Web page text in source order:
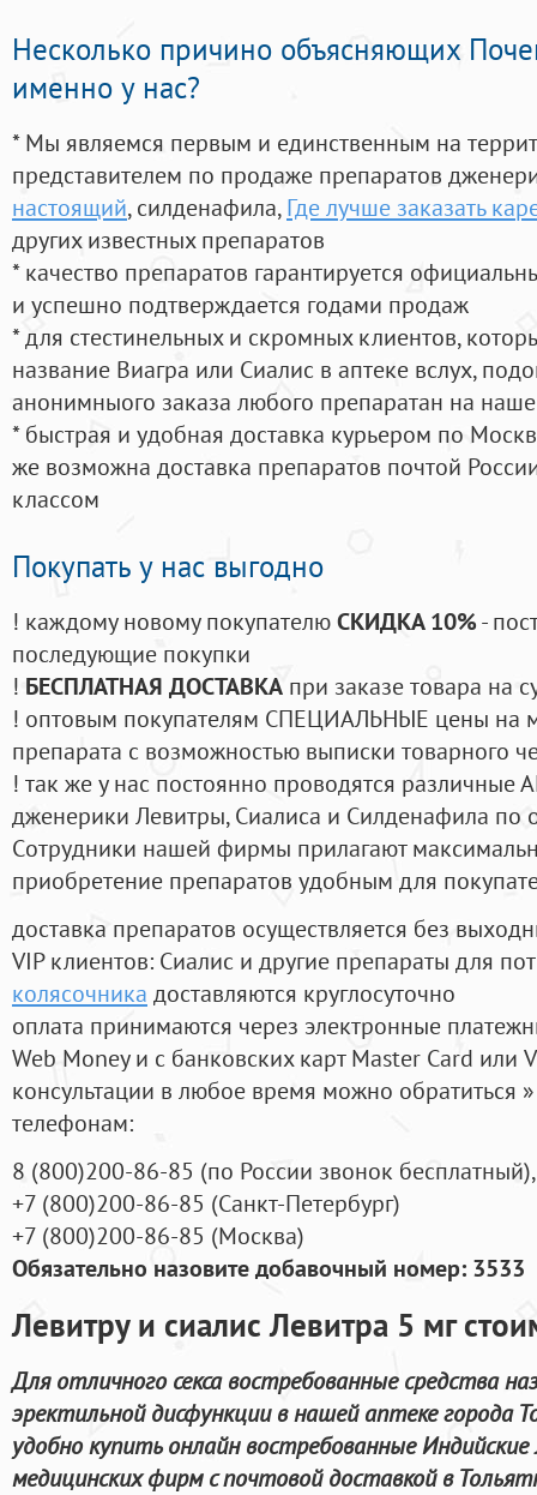
Несколько причино объясняющих
именно у нас?
* Мы являемся первым и единственным на
представителем по продаже препаратов
настоящий, силденафила, Где лучше заказать
других известных препаратов
* качество препаратов гарантируется
и успешно подтверждается годами продаж
* для стестинельных и скромных клиентов,
название Виагра или Сиалис в аптеке вслух,
анонимныого заказа любого препаратан на
* быстрая и удобная доставка курьером по
же возможна доставка препаратов почтой
классом
Покупать у нас выгодно
! каждому новому покупателюСКИДКА 10%-
последующие покупки
! БЕСПЛАТНАЯ ДОСТАВКА при заказе товара на
! оптовым покупателям СПЕЦИАЛЬНЫЕ цены на
препарата с возможностью выписки товарного
! так же у нас постоянно проводятся
дженерики Левитры, Сиалиса и Силденафила по
Cотрудники нашей фирмы прилагают
приобретение препаратов удобным для
доставка препаратов осуществляется без
VIP клиентов: Сиалис и другие препараты для
колясочника доставляются круглосуточно
оплата принимаются через электронные
Web Money и с банковских карт Master Card или
консультации в любое время можно обратиться
телефонам:
8 (800)200-86-85 (по России звонок бесплатный),
+7 (800)200-86-85 (Санкт-Петербург)
+7 (800)200-86-85 (Москва)
Обязательно назовите добавочный номер: 3533
Левитру и сиалис Левитра 5 мг
Для отличного секса востребованные средства
эректильной дисфункции в нашей аптеке города
удобно купить онлайн востребованные Индийские
медицинских фирм с почтовой доставкой в